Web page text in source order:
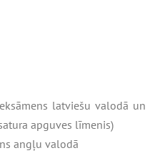
latviešu valodā un
apguves līmenis)
angļu valodā